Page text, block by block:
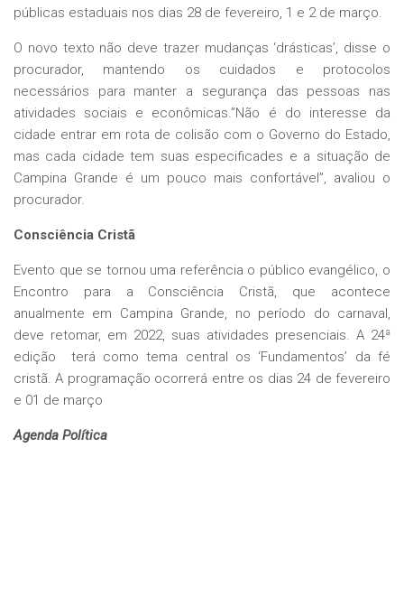
públicas estaduais nos dias 28 de fevereiro, 1 e 2 de março.
O novo texto não deve trazer mudanças ‘drásticas’, disse o
procurador, mantendo os cuidados e protocolos
necessários para manter a segurança das pessoas nas
atividades sociais e econômicas.”Não é do interesse da
cidade entrar em rota de colisão com o Governo do Estado,
mas cada cidade tem suas especificades e a situação de
Campina Grande é um pouco mais confortável”, avaliou o
procurador.
Consciência Cristã
Evento que se tornou uma referência o público evangélico, o
Encontro para a Consciência Cristã, que acontece
anualmente em Campina Grande, no período do carnaval,
deve retomar, em 2022, suas atividades presenciais. A 24ª
edição terá como tema central os ‘Fundamentos’ da fé
cristã. A programação ocorrerá entre os dias 24 de fevereiro
e 01 de março
Agenda Política